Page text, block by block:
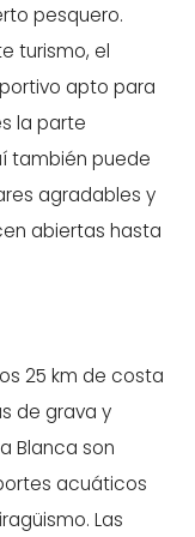
pesquero.
turismo, el
apto para
la parte
también puede
agradables y
abiertas hasta
25 km de costa
de grava y
Blanca son
acuáticos
Las